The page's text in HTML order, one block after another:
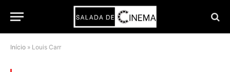
Início » Louis Carr